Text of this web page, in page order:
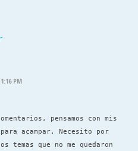
PM
pensamos con mis
acampar. Necesito por
temas que no me quedaron